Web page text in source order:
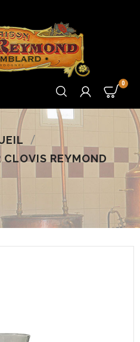
0
CLOVIS REYMOND